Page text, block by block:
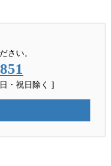
さい。
・祝日除く ]